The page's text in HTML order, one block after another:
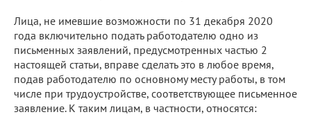
Лица, не имевшие возможности по 31 декабря 2020
года включительно подать работодателю одно из
письменных заявлений, предусмотренных частью 2
настоящей статьи, вправе сделать это в любое время,
подав работодателю по основному месту работы, в том
числе при трудоустройстве, соответствующее письменное
заявление. К таким лицам, в частности, относятся: